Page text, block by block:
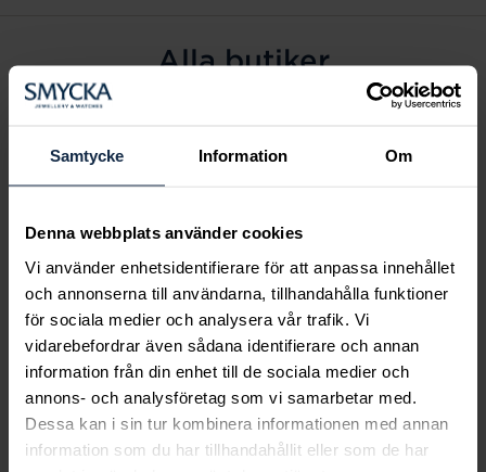
Samtycke Information Om
Denna webbplats använder cookies
Vi använder enhetsidentifierare för att anpassa innehållet
och annonserna till användarna, tillhandahålla funktioner
för sociala medier och analysera vår trafik. Vi
vidarebefordrar även sådana identifierare och annan
information från din enhet till de sociala medier och
annons- och analysföretag som vi samarbetar med.
Dessa kan i sin tur kombinera informationen med annan
information som du har tillhandahållit eller som de har
Alla butiker
Alingsås
Arvidsjaur
Eksjö
Fagersta
Farsta
Gävle
Halmstad
Halmstad Hallarna
Haninge